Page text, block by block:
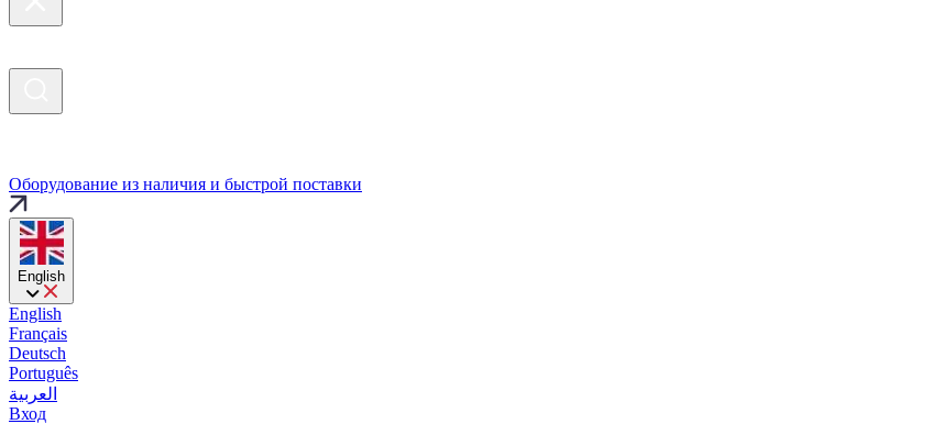
Оборудование из наличия и быстрой поставки
English
English
Français
Deutsch
Português
العربية
Вход